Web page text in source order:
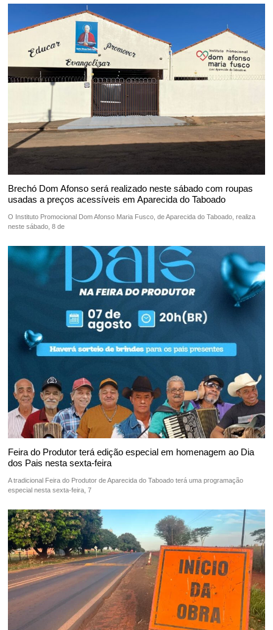
Brechó Dom Afonso será realizado neste sábado com roupas
usadas a preços acessíveis em Aparecida do Taboado
O Instituto Promocional Dom Afonso Maria Fusco, de Aparecida do Taboado, realiza
neste sábado, 8 de
Feira do Produtor terá edição especial em homenagem ao Dia
dos Pais nesta sexta-feira
A tradicional Feira do Produtor de Aparecida do Taboado terá uma programação
especial nesta sexta-feira, 7